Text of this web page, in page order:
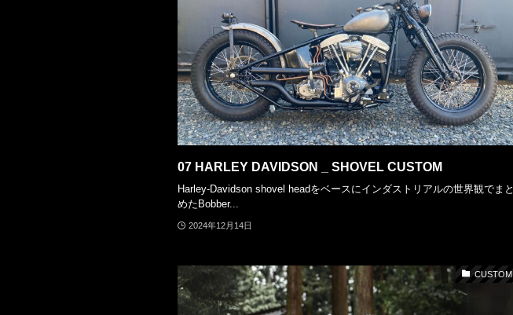
07 HARLEY DAVIDSON _ SHOVEL CUSTOM
Harley-Davidson shovel headをベースにインダストリアルの世界観でまと
めたBobber...
2024年12月14日
CUSTOM